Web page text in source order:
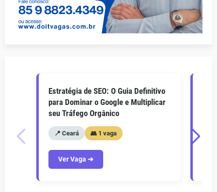
Estratégia de SEO: O Guia Definitivo
para Dominar o Google e Multiplicar
seu Tráfego Orgânico
📍 Ceará 👥 1 vaga
Ver Vaga ➔